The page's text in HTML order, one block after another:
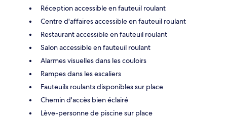
Réception accessible en fauteuil roulant
Centre d'affaires accessible en fauteuil roulant
Restaurant accessible en fauteuil roulant
Salon accessible en fauteuil roulant
Alarmes visuelles dans les couloirs
Rampes dans les escaliers
Fauteuils roulants disponibles sur place
Chemin d'accès bien éclairé
Lève-personne de piscine sur place